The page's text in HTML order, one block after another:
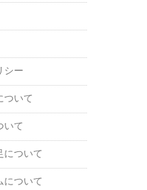
シー
ついて
いて
について
について